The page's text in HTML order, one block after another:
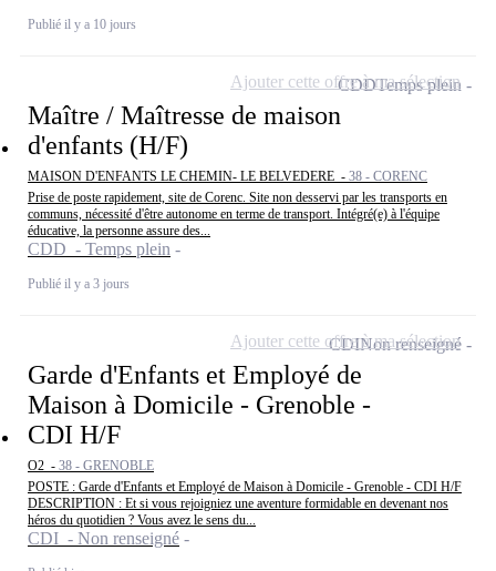
Publié il y a 10 jours
Maître / Maîtresse de maison
d'enfants (H/F)
MAISON D'ENFANTS LE CHEMIN- LE BELVEDERE - 38 - CORENC
Prise de poste rapidement, site de Corenc. Site non desservi par les transports en
communs, nécessité d'être autonome en terme de transport. Intégré(e) à l'équipe
éducative, la personne assure des...
CDD - Temps plein
Publié il y a 3 jours
CDDTemps plein
Ajouter cette offre à ma sélection
Garde d'Enfants et Employé de
Maison à Domicile - Grenoble -
CDI H/F
O2 - 38 - GRENOBLE
POSTE : Garde d'Enfants et Employé de Maison à Domicile - Grenoble - CDI H/F
DESCRIPTION : Et si vous rejoigniez une aventure formidable en devenant nos
héros du quotidien ? Vous avez le sens du...
CDI - Non renseigné
CDINon renseigné
Ajouter cette offre à ma sélection